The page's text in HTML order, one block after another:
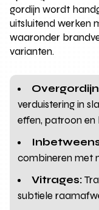
gordijn wordt
uitsluitend werken
waaronder
varianten.
verduistering in
effen, patroon en
combineren met
Vitrages:
subtiele